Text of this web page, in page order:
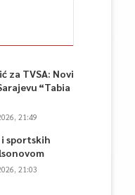
za TVSA: Novi
“Tabia
21:49
sportskih
21:03